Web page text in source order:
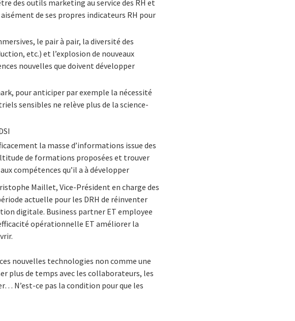
des outils marketing au service des RH et
de ses propres indicateurs RH pour
le pair à pair, la diversité des
etc.) et l’explosion de nouveaux
nouvelles que doivent développer
pour anticiper par exemple la nécessité
sensibles ne relève plus de la science-
la masse d’informations issue des
de formations proposées et trouver
compétences qu’il a à développer
Maillet, Vice-Présidenten charge des
actuelle pour les DRH de réinventer
digitale. Business partner ET employee
opérationnelle ET améliorer la
nouvelles technologies non comme une
plus de temps avec les collaborateurs, les
N’est-ce pas la condition pour que les